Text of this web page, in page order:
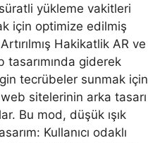
yükleme vakitleri
için optimize edilmiş
Hakikatlik AR ve
tasarımında giderek
tecrübeler sunmak için
sitelerinin arka tasarı
Bu mod, düşük ışık
Kullanıcı odaklı